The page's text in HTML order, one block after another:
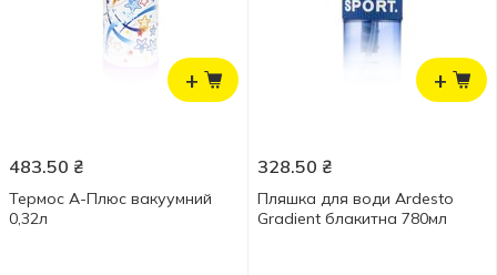
+
483.50 ₴
Термос А-Плюс вакуумний
0,32л
+
328.50 ₴
Пляшка для води Ardesto
Gradient блакитна 780мл